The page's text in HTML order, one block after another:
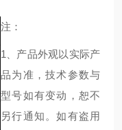
注：
1、产品外观以实际产
品为准，技术参数与
型号如有变动，恕不
另行通知。如有盗用